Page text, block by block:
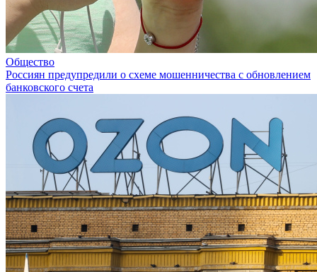
Общество
Россиян предупредили о схеме мошенничества с обновлением
банковского счета